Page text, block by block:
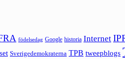
födelsedag Google historia Internet
Sverigedemokraterna TPB tweepblogs